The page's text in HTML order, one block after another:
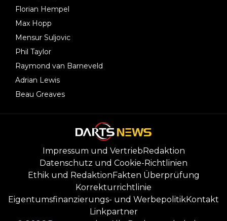
Florian Hempel
Max Hopp
Mensur Suljovic
Phil Taylor
Raymond van Barneveld
Adrian Lewis
Beau Greaves
Impressum und Vertrieb Redaktion
Datenschutz und Cookie-Richtlinien
Ethik und Redaktion Fakten Überprüfung
Korrekturrichtlinie
Eigentumsfinanzierungs- und WerbepolitikKontakt
Linkpartner